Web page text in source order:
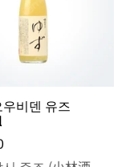
비덴 유즈